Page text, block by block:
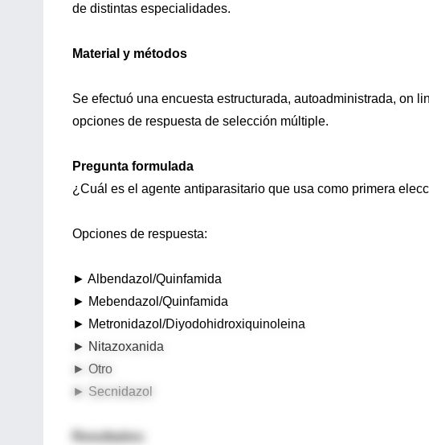
de distintas especialidades.
Material y métodos
Se efectuó una encuesta estructurada, autoadministrada, on
opciones de respuesta de selección múltiple.
Pregunta formulada
¿Cuál es el agente antiparasitario que usa como primera
Opciones de respuesta:
► Albendazol/Quinfamida
► Mebendazol/Quinfamida
► Metronidazol/Diyodohidroxiquinoleina
► Nitazoxanida
► Otro
► Secnidazol
Resultados: